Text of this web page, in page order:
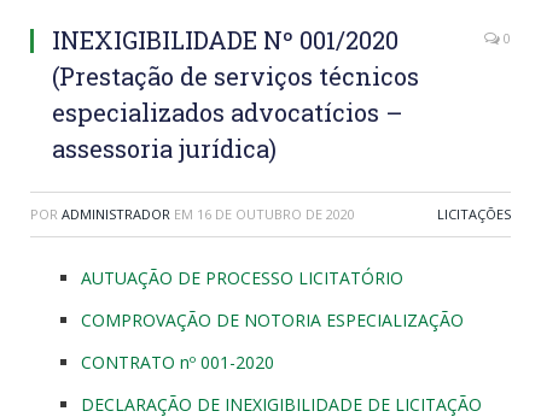
INEXIGIBILIDADE Nº 001/2020
(Prestação de serviços técnicos
especializados advocatícios –
assessoria jurídica)
0
POR ADMINISTRADOR EM 16 DE OUTUBRO DE 2020 LICITAÇÕES
AUTUAÇÃO DE PROCESSO LICITATÓRIO
COMPROVAÇÃO DE NOTORIA ESPECIALIZAÇÃO
CONTRATO nº 001-2020
DECLARAÇÃO DE INEXIGIBILIDADE DE LICITAÇÃO